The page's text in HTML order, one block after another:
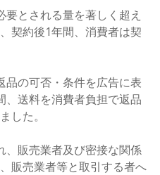
とされる量を著しく超え
契約後1年間、消費者は契
品の可否・条件を広告に表
、送料を消費者負担で返品
した。
、販売業者及び密接な関係
販売業者等と取引する者へ